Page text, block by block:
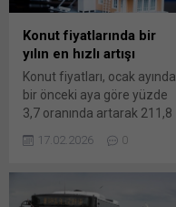
Konut fiyatlarında bir
yılın en hızlı artışı
Konut fiyatları, ocak ayında
bir önceki aya göre yüzde
3,7 oranında artarak 211,8
konut fiyatları, Ocak
yandan TCMB, Yeni Kiracı
17.02.2026 0